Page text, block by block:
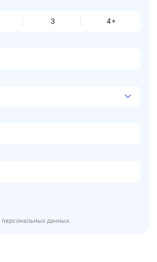
3 4+
персональных данных.